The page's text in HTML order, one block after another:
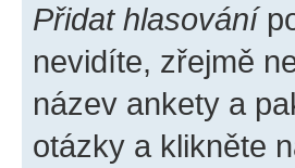
Přidat hlasování
nevidíte, zřejmě
název ankety a
otázky a klikněte